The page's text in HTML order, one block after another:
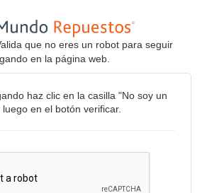
que no eres un robot para seguir
en la página web.
haz clic en la casilla "No soy un
luego en el botón verificar.